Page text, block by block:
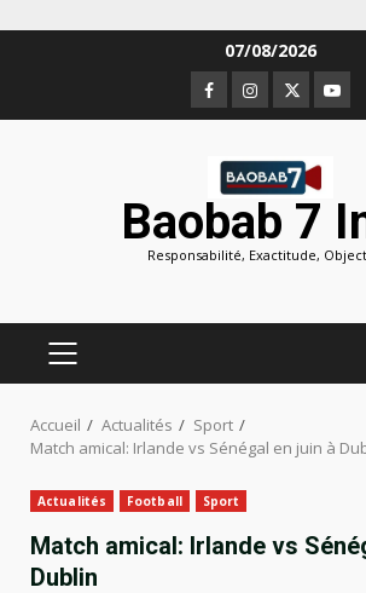
07/08/2026
Facebook
Instagram
Twitter
Baobab 7
Responsabilité, Exactitude,
MENU
PRINCIPAL
Accueil Actualités
Sport
Match amical: Irlande vs Sénégal en juin à
Actualités Football Sport
Match amical: Irlande vs
Dublin